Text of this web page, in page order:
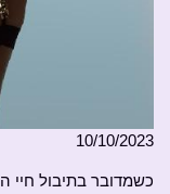
10/10/2023
כשמדובר בתיבול חיי